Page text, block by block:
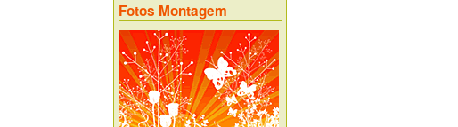
Fotos Montagem